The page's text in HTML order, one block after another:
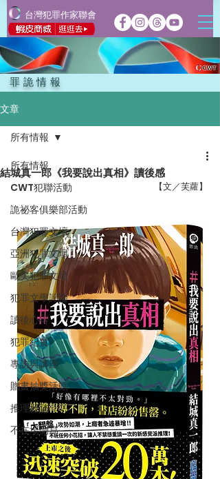
台灣犯罪作家聯會
罪詭情報
文章
所有情報
CWT犯聯活動
詭祕客俱樂部活動
台灣犯罪文壇
亞洲犯罪文壇
歐美犯罪文壇
犯罪文學評論
讀後心得
犯罪紀實
專訪與講座
贈書抽獎活動
推理雜誌
不在場側寫
所有情報
結城真一郎《我要說出真相》讀後感
【文／芙蘿】